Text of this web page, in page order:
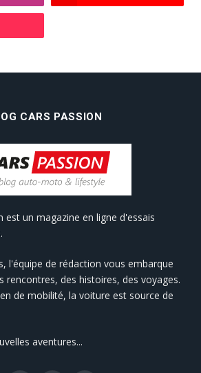
CARS PASSION
est un magazine en ligne d'essais
l'équipe de rédaction vous embarque
rencontres, des histoires, des voyages.
de mobilité, la voiture est source de
aventures...